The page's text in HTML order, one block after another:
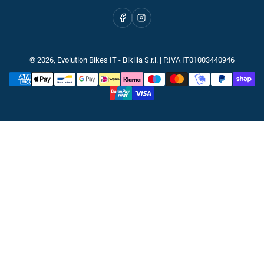
FacebookInstagram
© 2026, Evolution Bikes IT - Bikilia S.r.l. | P.IVA IT01003440946
Metodi
di
pagamento